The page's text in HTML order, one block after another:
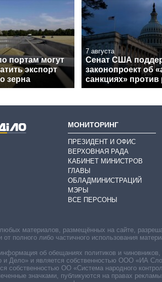
портам могут
экспорт
зерна
7 августа
Сенат США
законопроект об
санкциях» против
МОНИТОРИНГ
ПРЕЗИДЕНТ И ОФИС
ВЕРХОВНАЯ РАДА
КАБИНЕТ МИНИСТРОВ
ГЛАВЫ
ОБЛАДМИНИСТРАЦИЙ
МЭРЫ
ВСЕ ПЕРСОНЫ
материалов, размещённых на сайте,
от полного либо частичного использования
об обещаниях политиков и
Дело» и является собственностью ООО «ИА
собственностью ОО «Система народного
значками, публикуются на правах